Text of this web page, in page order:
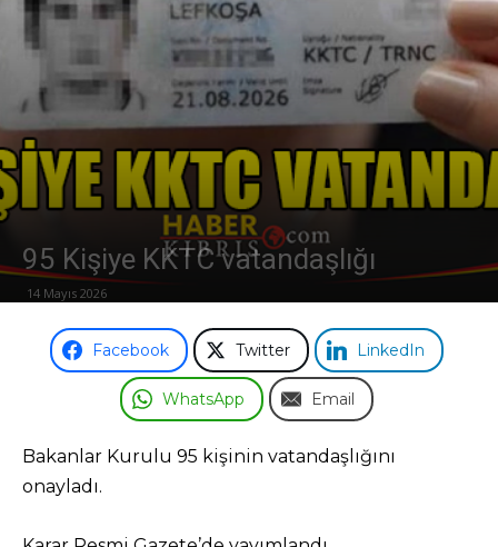
Türk
Odası
95 Kişiye KKTC vatandaşlığı
14 Mayıs 2026
Facebook Twitter LinkedIn
WhatsApp Email
Bakanlar Kurulu 95 kişinin vatandaşlığını
onayladı.